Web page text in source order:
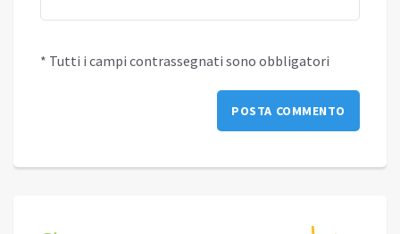
* Tutti i campi contrassegnati sono obbligatori